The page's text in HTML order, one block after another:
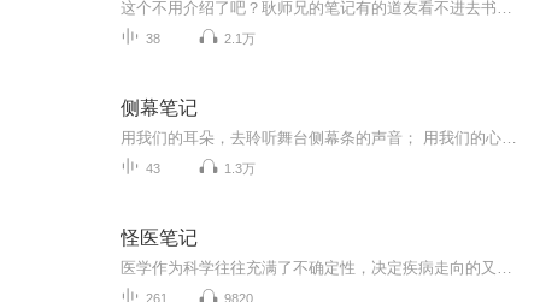
38 2.1万
侧幕笔记
43 1.3万
怪医笔记
261 9820